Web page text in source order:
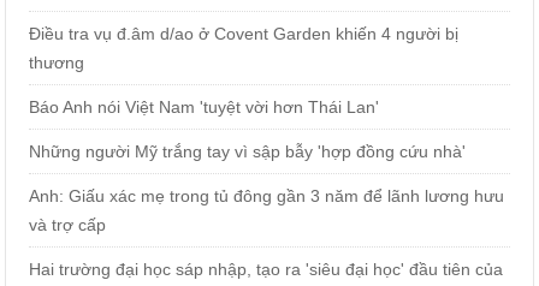
Điều tra vụ đ.âm d/ao ở Covent Garden khiến 4 người bị
thương
Báo Anh nói Việt Nam 'tuyệt vời hơn Thái Lan'
Những người Mỹ trắng tay vì sập bẫy 'hợp đồng cứu nhà'
Anh: Giấu xác mẹ trong tủ đông gần 3 năm để lãnh lương hưu
và trợ cấp
Hai trường đại học sáp nhập, tạo ra 'siêu đại học' đầu tiên của